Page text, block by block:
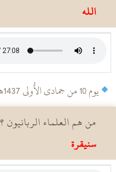
الله
يوم 10 من جمادى الأُولى 1437هـ /19-2-2016 طباعة
من هم العلماء الربانيون ؟
سنيقرة